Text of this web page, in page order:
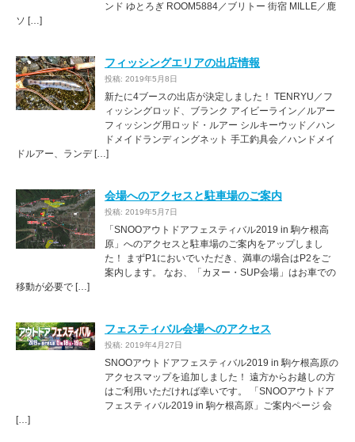
ンド ゆとろぎ ROOM5884／ブリトー 街宿 MILLE／鹿
ソ […]
フィッシングエリアの出店情報
投稿: 2019年5月8日
新たに4ブースの出店が決定しました！ TENRYU／フ
ィッシングロッド、ブランク アイビーライン／ルアー
フィッシング用ロッド・ルアー シルキーウッド／ハン
ドメイドランディングネット 手工釣具会／ハンドメイ
ドルアー、ランデ […]
会場へのアクセスと駐車場のご案内
投稿: 2019年5月7日
「SNOOアウトドアフェスティバル2019 in 駒ケ根高
原」へのアクセスと駐車場のご案内をアップしまし
た！ まずP1においでいただき、満車の場合はP2をご
案内します。 なお、「カヌー・SUP会場」はお車での
移動が必要で […]
フェスティバル会場へのアクセス
投稿: 2019年4月27日
SNOOアウトドアフェスティバル2019 in 駒ケ根高原の
アクセスマップを追加しました！ 遠方からお越しの方
はご利用いただければ幸いです。 「SNOOアウトドア
フェスティバル2019 in 駒ケ根高原」ご案内ページ 会
[…]